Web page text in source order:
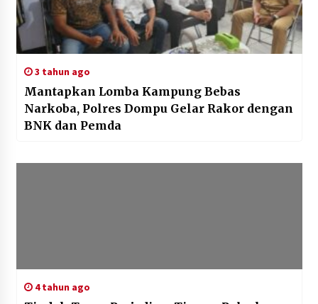
3 tahun ago
Mantapkan Lomba Kampung Bebas
Narkoba, Polres Dompu Gelar Rakor dengan
BNK dan Pemda
4 tahun ago